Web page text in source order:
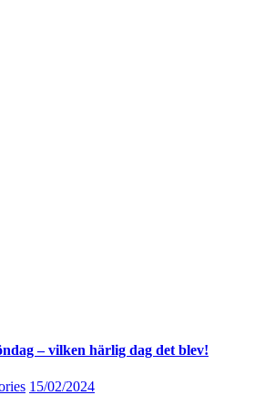
– vilken härlig dag det blev!
15/02/2024